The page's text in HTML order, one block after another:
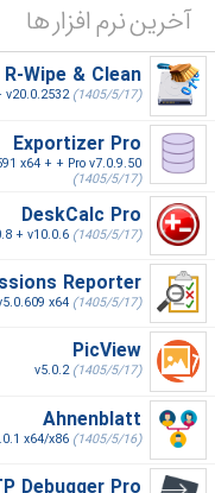
آخرین نرم افزار ها
R-Wipe & Clean
v20.0.2532(1405/5/17)
Exportizer Pro
x64 + + Pro v7.0.9.50
(1405/5/17)
DeskCalc Pro
+ v10.0.6 (1405/5/17)
Reporter
x64 (1405/5/17)
PicView
v5.0.2(1405/5/17)
Ahnenblatt
x64/x86 (1405/5/16)